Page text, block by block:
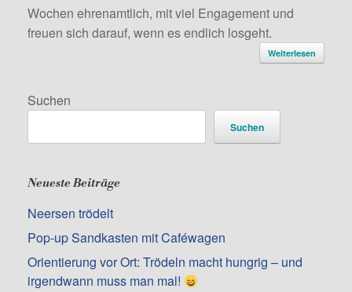
Wochen ehrenamtlich, mit viel Engagement und
freuen sich darauf, wenn es endlich losgeht.
Weiterlesen
Suchen
Suchen
Neueste Beiträge
Neersen trödelt
Pop-up Sandkasten mit Caféwagen
Orientierung vor Ort: Trödeln macht hungrig – und
irgendwann muss man mal!